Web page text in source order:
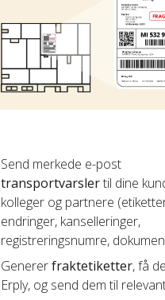
Send merkede e-post
transportvarslertil dine
kolleger og partnere
endringer, kanselleringer,
registreringsnumre,
Genererfraktetiketter, få
Erply, og send dem til